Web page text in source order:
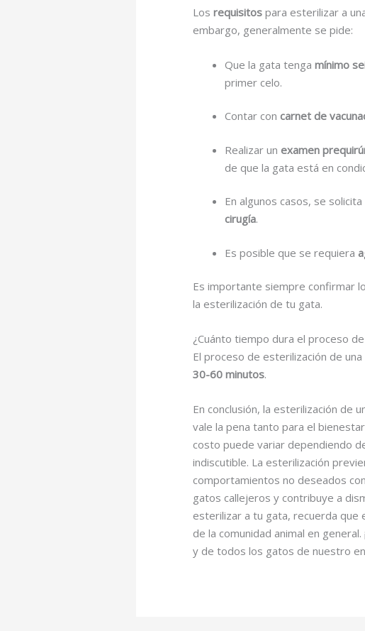
Los requisitos para esterilizar a
embargo, generalmente se pide:
Que la gata tenga mínimo
primer celo.
Contar con carnet de
Realizar un examen
de que la gata está en
En algunos casos, se
cirugía.
Es posible que se requiera
Es importante siempre confirmar
la esterilización de tu gata.
¿Cuánto tiempo dura el proceso
El proceso de esterilización de una
30-60 minutos.
En conclusión, la esterilización de
vale la pena tanto para el
costo puede variar dependiendo
indiscutible. La esterilización
comportamientos no deseados
gatos callejeros y contribuye a
esterilizar a tu gata, recuerda que
de la comunidad animal en
y de todos los gatos de nuestro